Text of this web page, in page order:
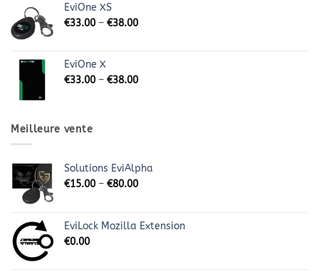
EviOne XS
€33.00– €38.00
EviOne X
€33.00– €38.00
Meilleure vente
Solutions EviAlpha
€15.00– €80.00
EviLock Mozilla Extension
€0.00